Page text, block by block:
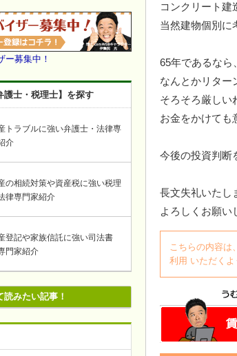
コンクリート建
当然建物個別に
65年であるなら
なんとかリター
そろそろ厳しい
お金をかけても
今後の投資判断
長文失礼いたし
よろしくお願い
こちらの内容は
利用 いただくよ
ー募集中！
護士・税理士】を探す
トラブルに強い弁護士・法律専
介
の相続対策や資産税に強い税理
律専門家紹介
登記や家族信託に強い司法書
門家紹介
読みたい記事！